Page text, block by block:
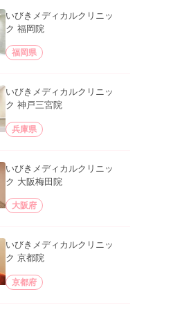
いびきメディカルクリニッ
ク 福岡院
福岡県
いびきメディカルクリニッ
ク 神戸三宮院
兵庫県
いびきメディカルクリニッ
ク 大阪梅田院
大阪府
いびきメディカルクリニッ
ク 京都院
京都府